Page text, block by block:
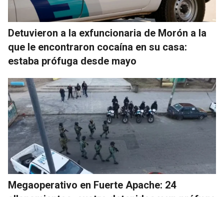
Detuvieron a la exfuncionaria de Morón a la
que le encontraron cocaína en su casa:
estaba prófuga desde mayo
Megaoperativo en Fuerte Apache: 24